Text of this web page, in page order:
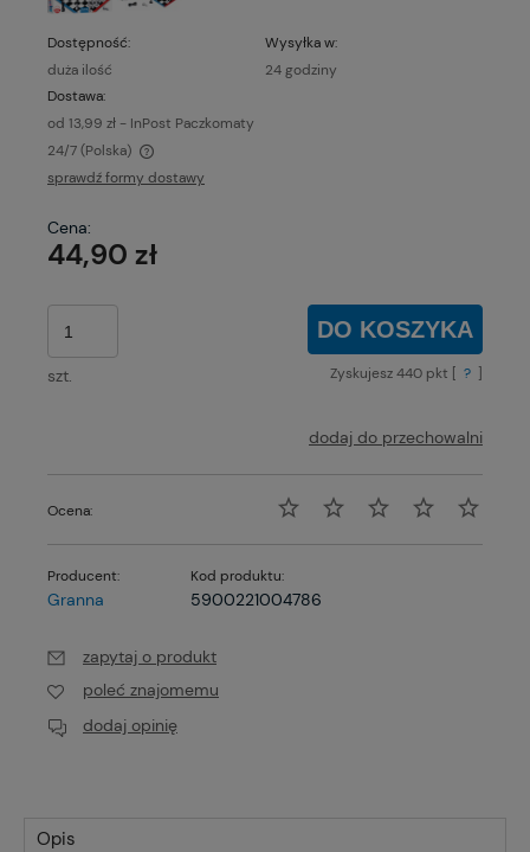
Dostępność:
duża ilość
Wysyłka w:
24 godziny
Dostawa:
od 13,99 zł - InPost Paczkomaty
24/7(Polska)
Cena nie zawiera ewentualnych kosztów płatności
sprawdź formy dostawy
Cena:
44,90 zł
szt.
DO KOSZYKA
Zyskujesz440 pkt [ ? ]
dodaj do przechowalni
Ocena:
Producent:
Granna
Kod produktu:
5900221004786
zapytaj o produkt
poleć znajomemu
dodaj opinię
Opis